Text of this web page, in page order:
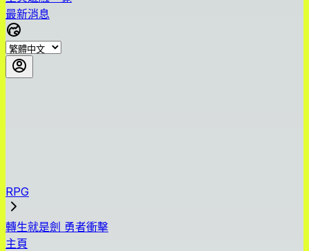
最新消息
RPG
轉生就是劍 勇者衝擊
主頁